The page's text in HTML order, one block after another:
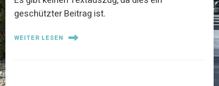
geschützter Beitrag ist.
WEITER LESEN